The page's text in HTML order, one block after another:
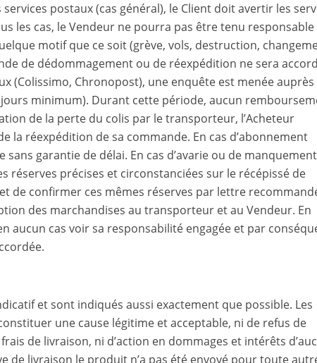
postaux (cas général), le Client doit avertir les
les cas, le Vendeur ne pourra pas être tenu responsable
motif que ce soit (grève, vols, destruction,
de dédommagement ou de réexpédition ne sera
(Colissimo, Chronopost), une enquête est menée auprès
minimum). Durant cette période, aucun
de la perte du colis par le transporteur, l’Acheteur
la réexpédition de sa commande. En cas d’abonnement
garantie de délai. En cas d’avarie ou de
réserves précises et circonstanciées sur le récépissé de
de confirmer ces mêmes réserves par lettre
des marchandises au transporteur et au Vendeur. En
aucun cas voir sa responsabilité engagée et par
et sont indiqués aussi exactement que possible. Les
une cause légitime et acceptable, ni de refus de
de livraison, ni d’action en dommages et intérêts
de livraison le produit n’a pas été envoyé pour toute